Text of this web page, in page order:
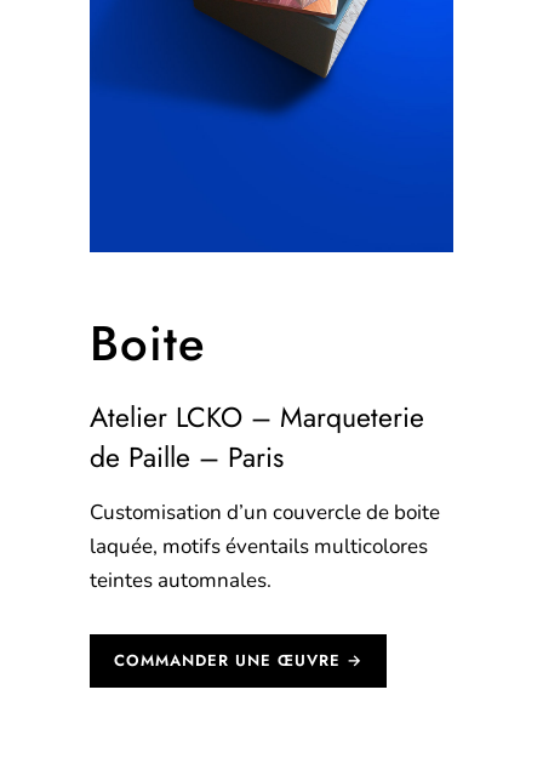
Boite
Atelier LCKO – Marqueterie
de Paille – Paris
Customisation d’un couvercle de boite
laquée, motifs éventails multicolores
teintes automnales.
COMMANDER UNE ŒUVRE →